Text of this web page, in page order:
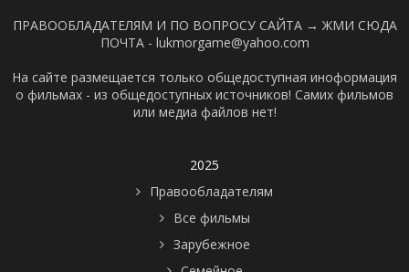
ПРАВООБЛАДАТЕЛЯМ И ПО ВОПРОСУ САЙТА → ЖМИ СЮДА
ПОЧТА - lukmorgame@yahoo.com
На сайте размещается только общедоступная иноформация
о фильмах - из общедоступных источников! Самих фильмов
или медиа файлов нет!
2025
Правообладателям
Все фильмы
Зарубежное